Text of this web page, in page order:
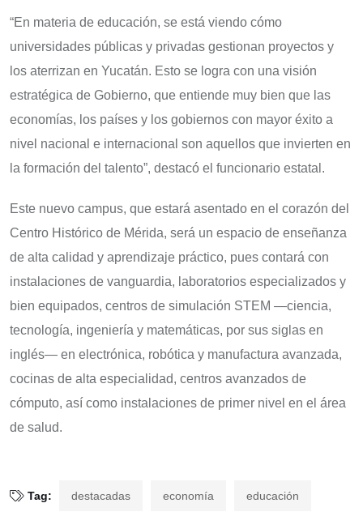
“En materia de educación, se está viendo cómo
universidades públicas y privadas gestionan proyectos y
los aterrizan en Yucatán. Esto se logra con una visión
estratégica de Gobierno, que entiende muy bien que las
economías, los países y los gobiernos con mayor éxito a
nivel nacional e internacional son aquellos que invierten en
la formación del talento”, destacó el funcionario estatal.
Este nuevo campus, que estará asentado en el corazón del
Centro Histórico de Mérida, será un espacio de enseñanza
de alta calidad y aprendizaje práctico, pues contará con
instalaciones de vanguardia, laboratorios especializados y
bien equipados, centros de simulación STEM —ciencia,
tecnología, ingeniería y matemáticas, por sus siglas en
inglés— en electrónica, robótica y manufactura avanzada,
cocinas de alta especialidad, centros avanzados de
cómputo, así como instalaciones de primer nivel en el área
de salud.
Tag: destacadas economía educación